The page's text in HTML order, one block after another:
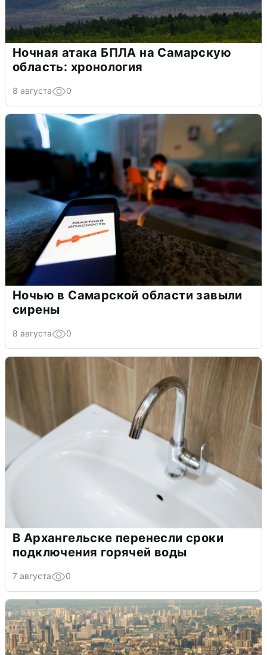
Ночная атака БПЛА на Самарскую
область: хронология
8 августа 0
Ночью в Самарской области завыли
сирены
8 августа 0
В Архангельске перенесли сроки
подключения горячей воды
7 августа 0